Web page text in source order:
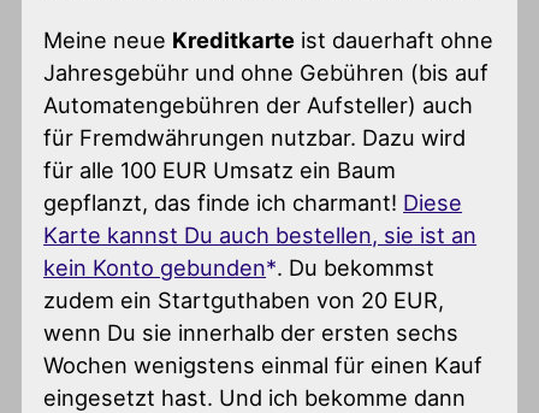
Meine neue Kreditkarte ist dauerhaft ohne
Jahresgebühr und ohne Gebühren (bis auf
Automatengebühren der Aufsteller) auch
für Fremdwährungen nutzbar. Dazu wird
für alle 100 EUR Umsatz ein Baum
gepflanzt, das finde ich charmant! Diese
Karte kannst Du auch bestellen, sie ist an
kein Konto gebunden . Du bekommst
zudem ein Startguthaben von 20 EUR,
wenn Du sie innerhalb der ersten sechs
Wochen wenigstens einmal für einen Kauf
eingesetzt hast. Und ich bekomme dann